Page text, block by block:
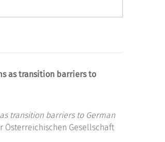
as transition barriers to
transition barriers to German
Österreichischen Gesellschaft